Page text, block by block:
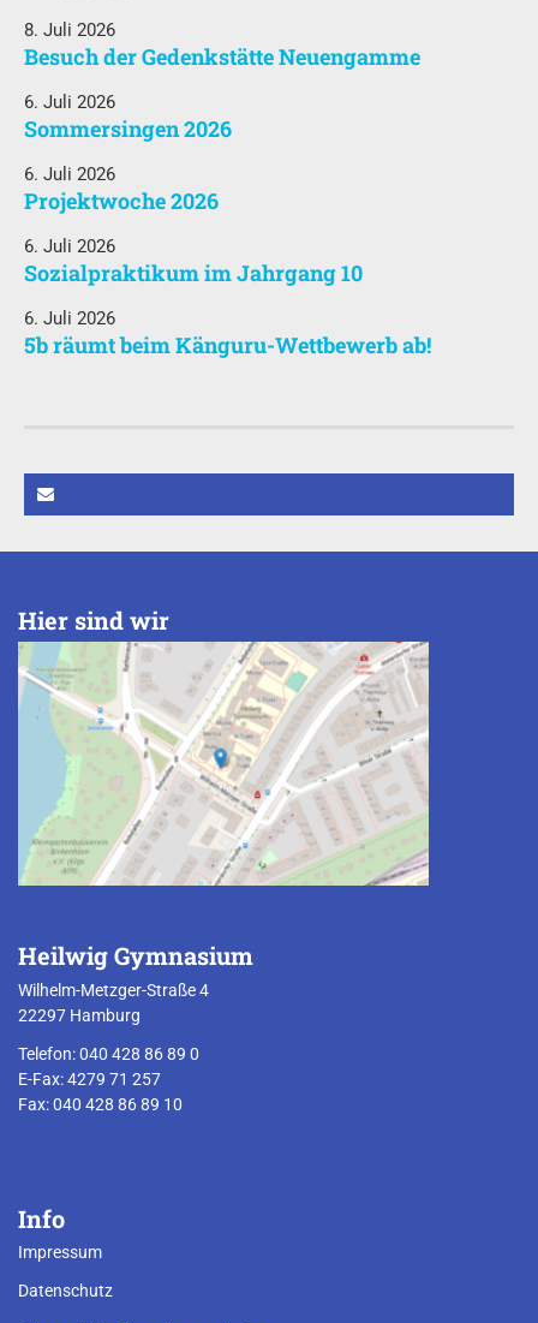
8. Juli 2026
Besuch der Gedenkstätte Neuengamme
6. Juli 2026
Sommersingen 2026
6. Juli 2026
Projektwoche 2026
6. Juli 2026
Sozialpraktikum im Jahrgang 10
6. Juli 2026
5b räumt beim Känguru-Wettbewerb ab!
Hier sind wir
Heilwig Gymnasium
Wilhelm-Metzger-Straße 4
22297 Hamburg
Telefon: 040 428 86 89 0
E-Fax: 4279 71 257
Fax: 040 428 86 89 10
Info
Impressum
Datenschutz